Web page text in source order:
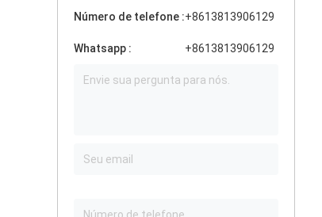
Número de telefone :+8613813906129
Whatsapp : +8613813906129